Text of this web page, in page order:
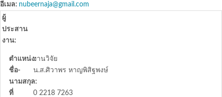
อีเมล: nubeernaja@gmail.com
ผู้
ประสาน
งาน:
ตำแหน่ง:งานวิจัย
ชื่อ-
นามสกุล:
น.ส.ศิวาพร หาญพิสิฐพงษ์
ที่
0 2218 7263